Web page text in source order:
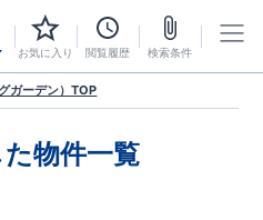
お気に入り 閲覧履歴 検索条件
ガーデン）TOP
た物件一覧